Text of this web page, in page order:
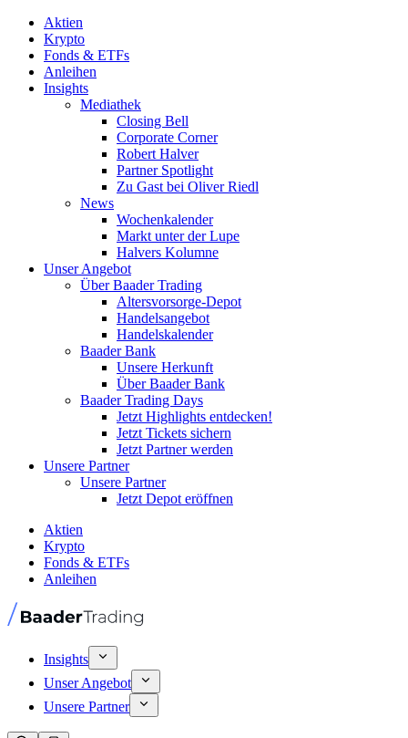
Aktien
Krypto
Fonds & ETFs
Anleihen
Insights
Mediathek
Closing Bell
Corporate Corner
Robert Halver
Partner Spotlight
Zu Gast bei Oliver Riedl
News
Wochenkalender
Markt unter der Lupe
Halvers Kolumne
Unser Angebot
Über Baader Trading
Altersvorsorge-Depot
Handelsangebot
Handelskalender
Baader Bank
Unsere Herkunft
Über Baader Bank
Baader Trading Days
Jetzt Highlights entdecken!
Jetzt Tickets sichern
Jetzt Partner werden
Unsere Partner
Unsere Partner
Jetzt Depot eröffnen
Aktien
Krypto
Fonds & ETFs
Anleihen
Insights
Unser Angebot
Unsere Partner